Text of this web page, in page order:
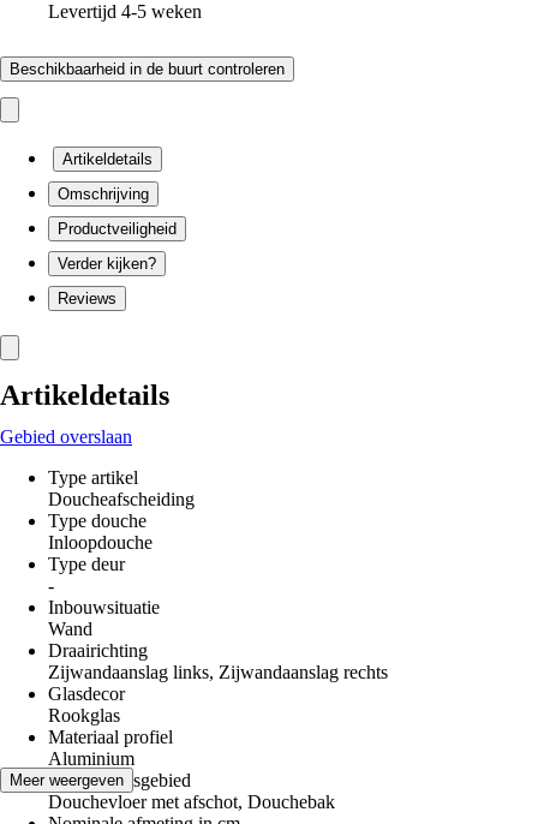
Levertijd 4-5 weken
Beschikbaarheid in de buurt controleren
Artikeldetails
Omschrijving
Productveiligheid
Verder kijken?
Reviews
Artikeldetails
Gebied overslaan
Type artikel
Doucheafscheiding
Type douche
Inloopdouche
Type deur
-
Inbouwsituatie
Wand
Draairichting
Zijwandaanslag links, Zijwandaanslag rechts
Glasdecor
Rookglas
Materiaal profiel
Aluminium
Toepassingsgebied
Douchevloer met afschot, Douchebak
Meer weergeven